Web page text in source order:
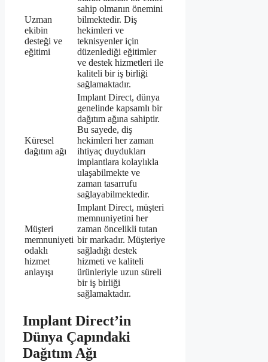
Uzman
ekibin
desteği ve
eğitimi
sahip olmanın önemini
bilmektedir. Diş
hekimleri ve
teknisyenler için
düzenlediği eğitimler
ve destek hizmetleri ile
kaliteli bir iş birliği
sağlamaktadır.
Küresel
dağıtım ağı
Implant Direct, dünya
genelinde kapsamlı bir
dağıtım ağına sahiptir.
Bu sayede, diş
hekimleri her zaman
ihtiyaç duydukları
implantlara kolaylıkla
ulaşabilmekte ve
zaman tasarrufu
sağlayabilmektedir.
Müşteri
memnuniyeti
odaklı
hizmet
anlayışı
Implant Direct, müşteri
memnuniyetini her
zaman öncelikli tutan
bir markadır. Müşteriye
sağladığı destek
hizmeti ve kaliteli
ürünleriyle uzun süreli
bir iş birliği
sağlamaktadır.
Implant Direct’in
Dünya Çapındaki
Dağıtım Ağı